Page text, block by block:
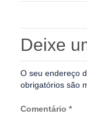
Deixe
O seu endereço
obrigatórios são
Comentário *